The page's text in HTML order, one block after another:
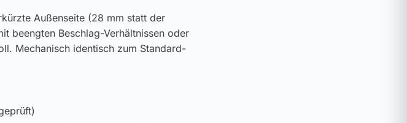
Außenseite (28 mm statt der
beengten Beschlag-Verhältnissen oder
Mechanisch identisch zum Standard-